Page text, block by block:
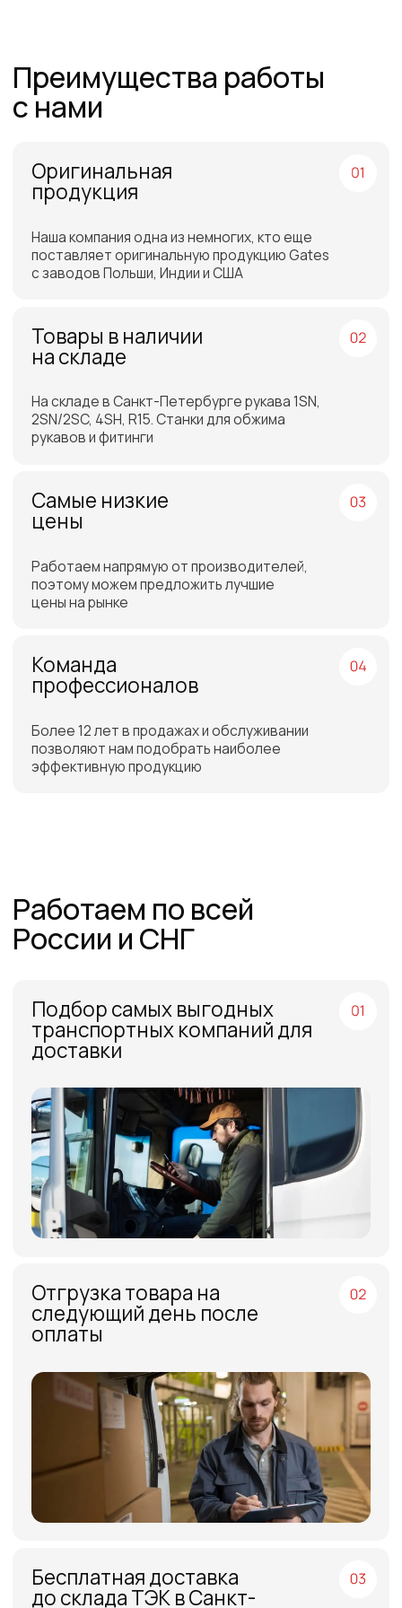
позволяют нам подобрать наиболее
эффективную продукцию
Работаем по всей
России и СНГ
Подбор самых выгодных
транспортных компаний для
Бесплатная доставка
до склада ТЭК в Санкт-
Петербурге или Москве
оплаты
Часто задаваемые
вопросы